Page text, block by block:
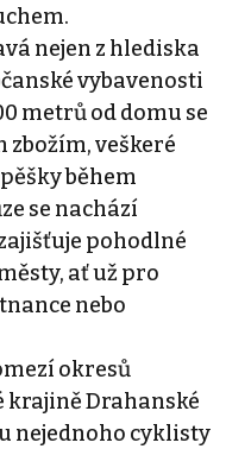
nejen z hlediska
vybavenosti
metrů od domu se
zbožím, veškeré
během
se nachází
pohodlné
ať už pro
nebo
okresů
krajině Drahanské
nejednoho cyklisty